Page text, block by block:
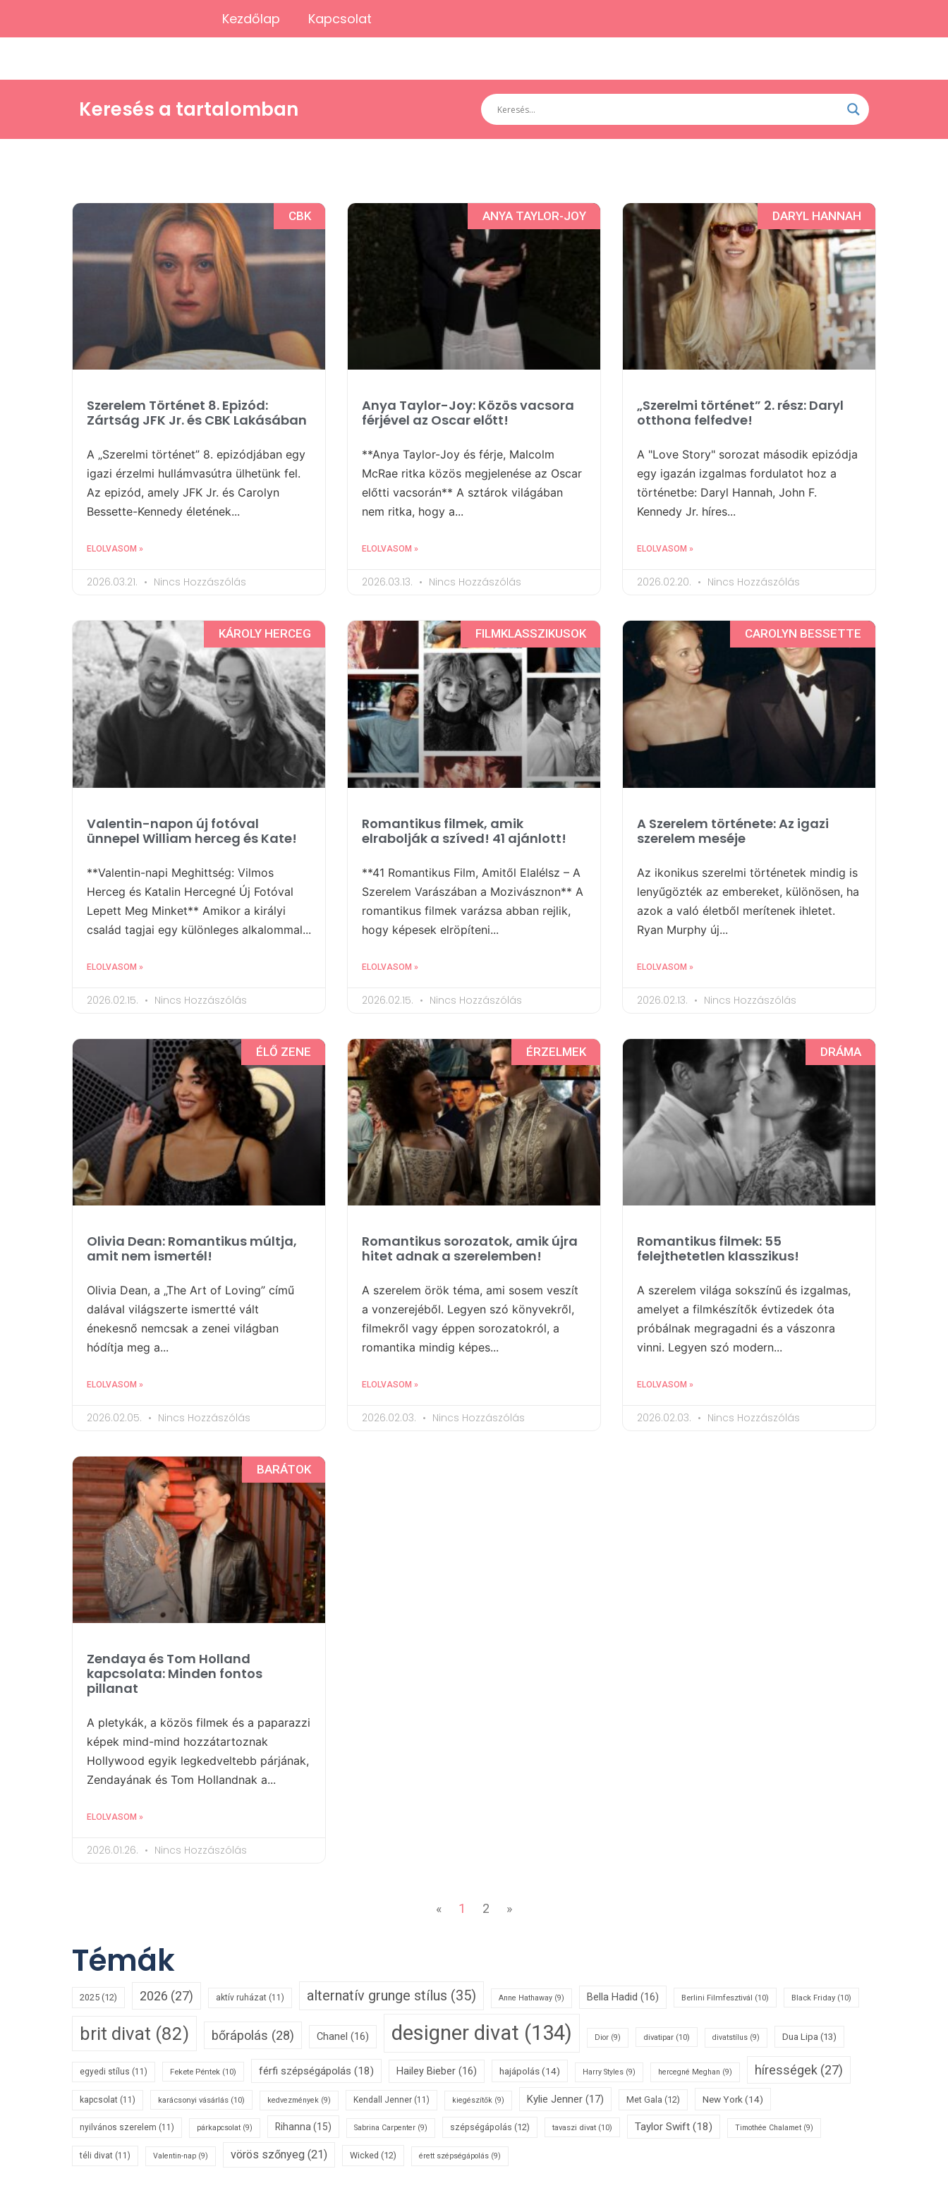
Kezdőlap Kapcsolat
Keresés a tartalomban
CBK
Szerelem Történet 8. Epizód:
Zártság JFK Jr. és CBK Lakásában
A „Szerelmi történet” 8. epizódjában egy
igazi érzelmi hullámvasútra ülhetünk fel.
Az epizód, amely JFK Jr. és Carolyn
Bessette-Kennedy életének...
ELOLVASOM »
2026.03.21. Nincs Hozzászólás
ANYA TAYLOR-JOY
Anya Taylor-Joy: Közös vacsora
férjével az Oscar előtt!
**Anya Taylor-Joy és férje, Malcolm
McRae ritka közös megjelenése az Oscar
előtti vacsorán** A sztárok világában
nem ritka, hogy a...
ELOLVASOM »
2026.03.13. Nincs Hozzászólás
DARYL HANNAH
„Szerelmi történet” 2. rész: Daryl
otthona felfedve!
A "Love Story" sorozat második epizódja
egy igazán izgalmas fordulatot hoz a
történetbe: Daryl Hannah, John F.
Kennedy Jr. híres...
ELOLVASOM »
2026.02.20. Nincs Hozzászólás
KÁROLY HERCEG
Valentin-napon új fotóval
ünnepel William herceg és Kate!
**Valentin-napi Meghittség: Vilmos
Herceg és Katalin Hercegné Új Fotóval
Lepett Meg Minket** Amikor a királyi
család tagjai egy különleges alkalommal...
ELOLVASOM »
2026.02.15. Nincs Hozzászólás
FILMKLASSZIKUSOK
Romantikus filmek, amik
elrabolják a szíved! 41 ajánlott!
**41 Romantikus Film, Amitől Elalélsz – A
Szerelem Varászában a Mozivásznon** A
romantikus filmek varázsa abban rejlik,
hogy képesek elröpíteni...
ELOLVASOM »
2026.02.15. Nincs Hozzászólás
CAROLYN BESSETTE
A Szerelem története: Az igazi
szerelem meséje
Az ikonikus szerelmi történetek mindig is
lenyűgözték az embereket, különösen, ha
azok a való életből merítenek ihletet.
Ryan Murphy új...
ELOLVASOM »
2026.02.13. Nincs Hozzászólás
ÉLŐ ZENE
Olivia Dean: Romantikus múltja,
amit nem ismertél!
Olivia Dean, a „The Art of Loving” című
dalával világszerte ismertté vált
énekesnő nemcsak a zenei világban
hódítja meg a...
ELOLVASOM »
2026.02.05. Nincs Hozzászólás
ÉRZELMEK
Romantikus sorozatok, amik újra
hitet adnak a szerelemben!
A szerelem örök téma, ami sosem veszít
a vonzerejéből. Legyen szó könyvekről,
filmekről vagy éppen sorozatokról, a
romantika mindig képes...
ELOLVASOM »
2026.02.03. Nincs Hozzászólás
DRÁMA
Romantikus filmek: 55
felejthetetlen klasszikus!
A szerelem világa sokszínű és izgalmas,
amelyet a filmkészítők évtizedek óta
próbálnak megragadni és a vászonra
vinni. Legyen szó modern...
ELOLVASOM »
2026.02.03. Nincs Hozzászólás
BARÁTOK
Zendaya és Tom Holland
kapcsolata: Minden fontos
pillanat
A pletykák, a közös filmek és a paparazzi
képek mind-mind hozzátartoznak
Hollywood egyik legkedveltebb párjának,
Zendayának és Tom Hollandnak a...
ELOLVASOM »
2026.01.26. Nincs Hozzászólás
« 1 2 »
Témák
2025 (12) 2026 (27) aktív ruházat (11) alternatív grunge stílus (35) Anne Hathaway (9) Bella Hadid (16) Berlini Filmfesztivál (10) Black Friday (10)
brit divat (82) bőrápolás (28) Chanel (16) designer divat (134) Dior (9) divatipar (10) divatstílus (9) Dua Lipa (13)
egyedi stílus (11) Fekete Péntek (10) férfi szépségápolás (18) Hailey Bieber (16) hajápolás(14) Harry Styles (9) hercegné Meghan (9) hírességek (27)
kapcsolat (11) karácsonyi vásárlás (10) kedvezmények (9) Kendall Jenner (11) kiegészítők (9) Kylie Jenner (17) Met Gala (12) New York (14)
nyilvános szerelem (11) párkapcsolat (9) Rihanna (15) Sabrina Carpenter (9) szépségápolás (12) tavaszi divat (10) Taylor Swift (18) Timothée Chalamet (9)
téli divat (11) Valentin-nap (9) vörös szőnyeg (21) Wicked (12) érett szépségápolás (9)